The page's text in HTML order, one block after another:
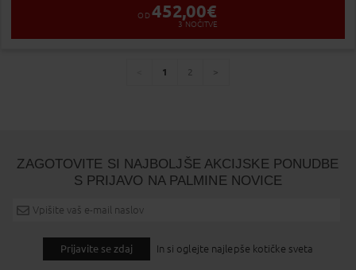
OD452,00€
3 NOČITVE
You're
1
page
2
ZAGOTOVITE SI NAJBOLJŠE AKCIJSKE PONUDBE
S PRIJAVO NA PALMINE NOVICE
Prijavite se zdaj In si oglejte najlepše kotičke sveta